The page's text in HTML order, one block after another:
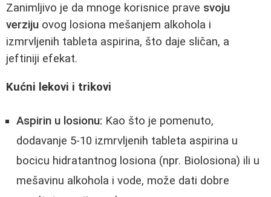
Zanimljivo je da mnoge korisnice prave svoju
verziju ovog losiona mešanjem alkohola i
izmrvljenih tableta aspirina, što daje sličan, a
jeftiniji efekat.
Kućni lekovi i trikovi
Aspirin u losionu: Kao što je pomenuto,
dodavanje 5-10 izmrvljenih tableta aspirina u
bocicu hidratantnog losiona (npr. Biolosiona) ili u
mešavinu alkohola i vode, može dati dobre